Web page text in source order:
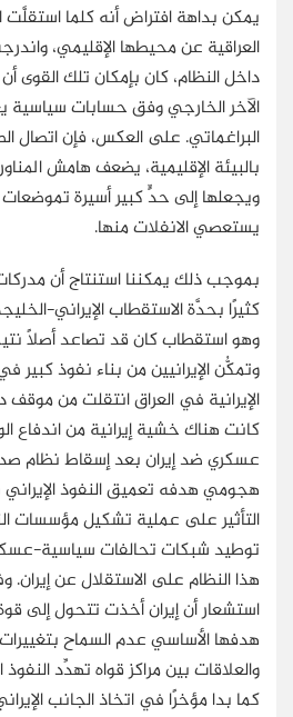
يمكن بداهة افتراض أنه كلما استقلَّت
العراقية عن محيطها الإقليمي،
داخل النظام، كان بإمكان تلك القوى
الآخر الخارجي وفق حسابات سياسية
البراغماتي. على العكس، فإن اتصال
بالبيئة الإقليمية، يضعف هامش
ويجعلها إلى حدٍّ كبير أسيرة تموضعات
يستعصي الانفلات منها.
بموجب ذلك يمكننا استنتاج أن
كثيرًا بحدَّة الاستقطاب الإيراني-
وهو استقطاب كان قد تصاعد أصلًا
وتمكُّن الإيرانيين من بناء نفوذ كبير
كانت هناك خشية إيرانية من اندفاع
عسكري ضد إيران بعد إسقاط نظام
هجومي هدفه تعميق النفوذ
التأثير على عملية تشكيل مؤسسات
توطيد شبكات تحالفات سياسية-
هذا النظام على الاستقلال عن إيران.
استشعار أن إيران أخذت تتحول إلى
هدفها الأساسي عدم السماح
والعلاقات بين مراكز قواه تهدِّد
كما بدا مؤخرًا في اتخاذ الجانب